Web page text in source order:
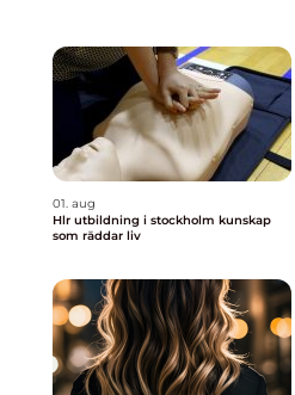
01. aug
Hlr utbildning i stockholm kunskap
som räddar liv